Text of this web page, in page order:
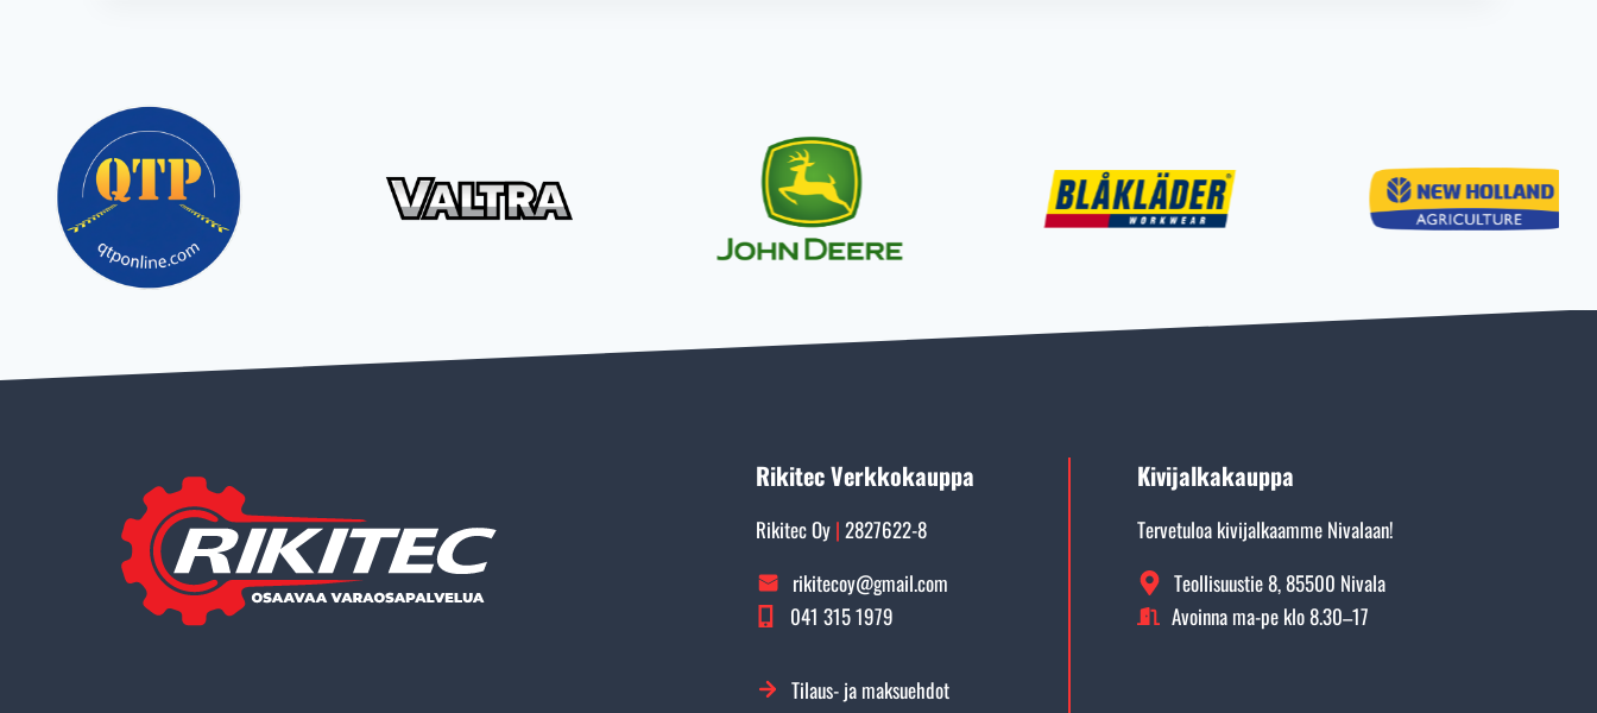
Rikitec Verkkokauppa
Rikitec Oy |2827622-8
rikitecoy@gmail.com
041 315 1979
Tilaus- ja maksuehdot
Kivijalkakauppa
Tervetuloa kivijalkaamme Nivalaan!
Teollisuustie 8, 85500 Nivala
Avoinna ma-pe klo 8.30–17